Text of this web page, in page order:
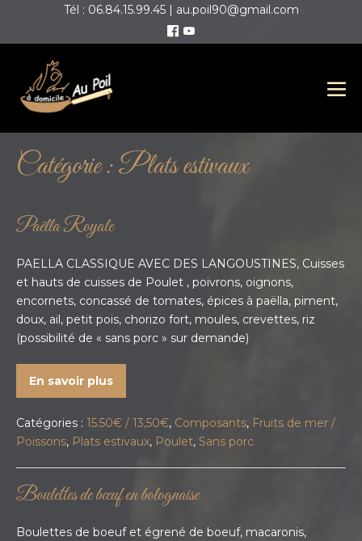
Tél : 06.84.15.99.45 | au.poil90@gmail.com
Catégorie :Plats estivaux
Paëlla Royale
PAELLA CLASSIQUE AVEC DES LANGOUSTINES, Cuisses
et hauts de cuisses de Poulet , poivrons, oignons,
encornets, concassé de tomates, épices à paëlla, piment,
doux, ail, petit pois, chorizo fort, moules, crevettes, riz
(possibilité de « sans porc » sur demande)
En savoir plus
Catégories : 15.50€ / 13,50€, Composants, Fruits de mer /
Poissons, Plats estivaux, Poulet, Sans porc
Boulettes de bœuf en bolognaise
Boulettes de boeuf et égrené de boeuf, macaronis,